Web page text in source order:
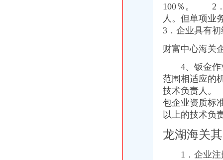
知识产权__重庆交通事故工伤事故赔偿知名律师网-重庆交通事故交通
重庆市主城区二环区域发展规划（2011—2020年）-重庆市城市规划
厦门建行ATM网点列表-厦门建设银行自动取款机终端-厦门建行自助
南京海关通关“新常态”节省人力物力成本_中国行业研究网
100％。 2．
人。但单项
3．企业具有
财富中心海关
4、钣金作
范围相适应的
技术负责人。
包企业资质
以上的技术负
龙湖海关
1．企业注